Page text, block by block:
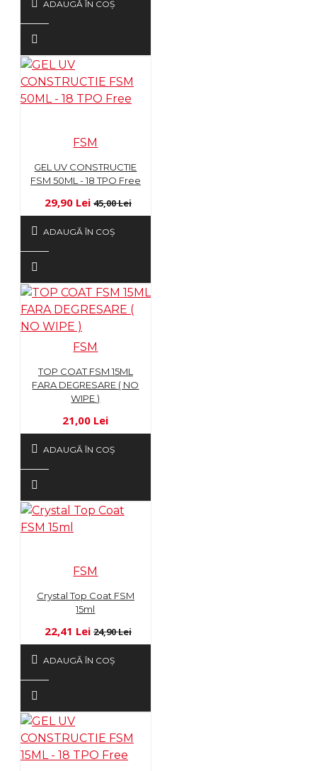
ADAUGĂ ÎN COŞ
FSM
GEL UV CONSTRUCTIE
FSM 50ML - 18 TPO Free
29,90 Lei 45,00 Lei
ADAUGĂ ÎN COŞ
FSM
TOP COAT FSM 15ML
FARA DEGRESARE ( NO
WIPE )
21,00 Lei
ADAUGĂ ÎN COŞ
FSM
Crystal Top Coat FSM
15ml
22,41 Lei 24,90 Lei
ADAUGĂ ÎN COŞ